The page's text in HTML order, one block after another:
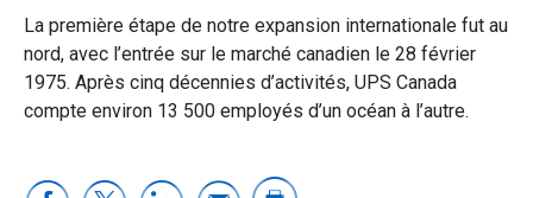
La première étape de notre expansion internationale fut au
nord, avec l’entrée sur le marché canadien le 28 février
1975. Après cinq décennies d’activités, UPS Canada
compte environ 13 500 employés d’un océan à l’autre.